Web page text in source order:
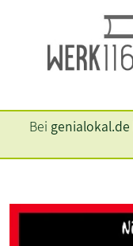
Bei genialokal.de